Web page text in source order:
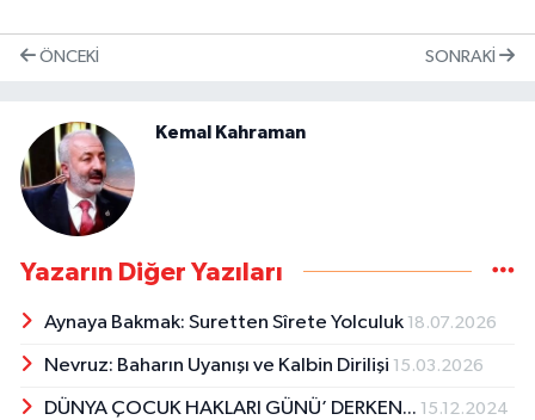
ÖNCEKI SONRAKI
Kemal Kahraman
Yazarın Diğer Yazıları
Aynaya Bakmak: Suretten Sîrete Yolculuk 18.07.2026
Nevruz: Baharın Uyanışı ve Kalbin Dirilişi 15.03.2026
DÜNYA ÇOCUK HAKLARI GÜNÜ’ DERKEN... 15.12.2024